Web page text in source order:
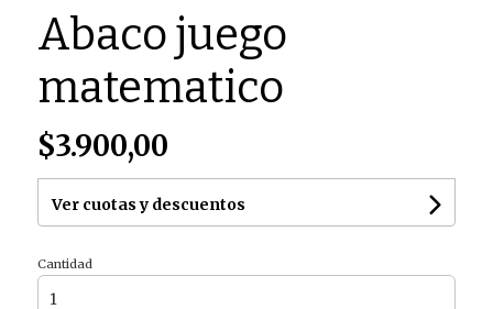
Abaco juego
matematico
$3.900,00
Ver cuotas y descuentos
Cantidad